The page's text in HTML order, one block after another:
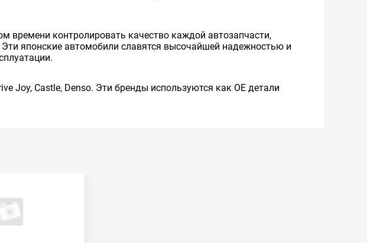
времени контролировать качество каждой автозапчасти,
японские автомобили славятся высочайшей надежностью и
Joy, Castle, Denso. Эти бренды используются как ОЕ детали